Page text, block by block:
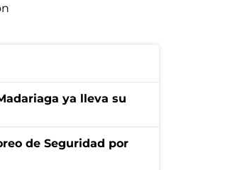
ya lleva su
de Seguridad por